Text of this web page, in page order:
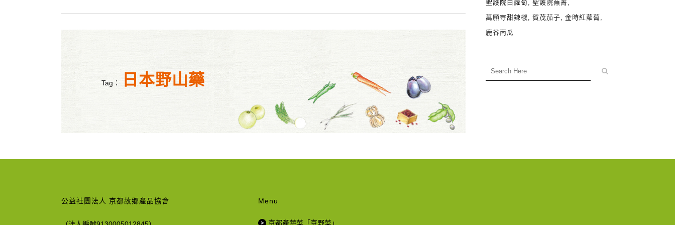
Tag： 日本野山藥
聖護院白蘿蔔
聖護院蕪菁
萬願寺甜辣椒
賀茂茄子
金時紅蘿蔔
鹿谷南瓜
公益社團法人 京都故鄉產品協會 Menu
京都產蔬菜「京野菜」